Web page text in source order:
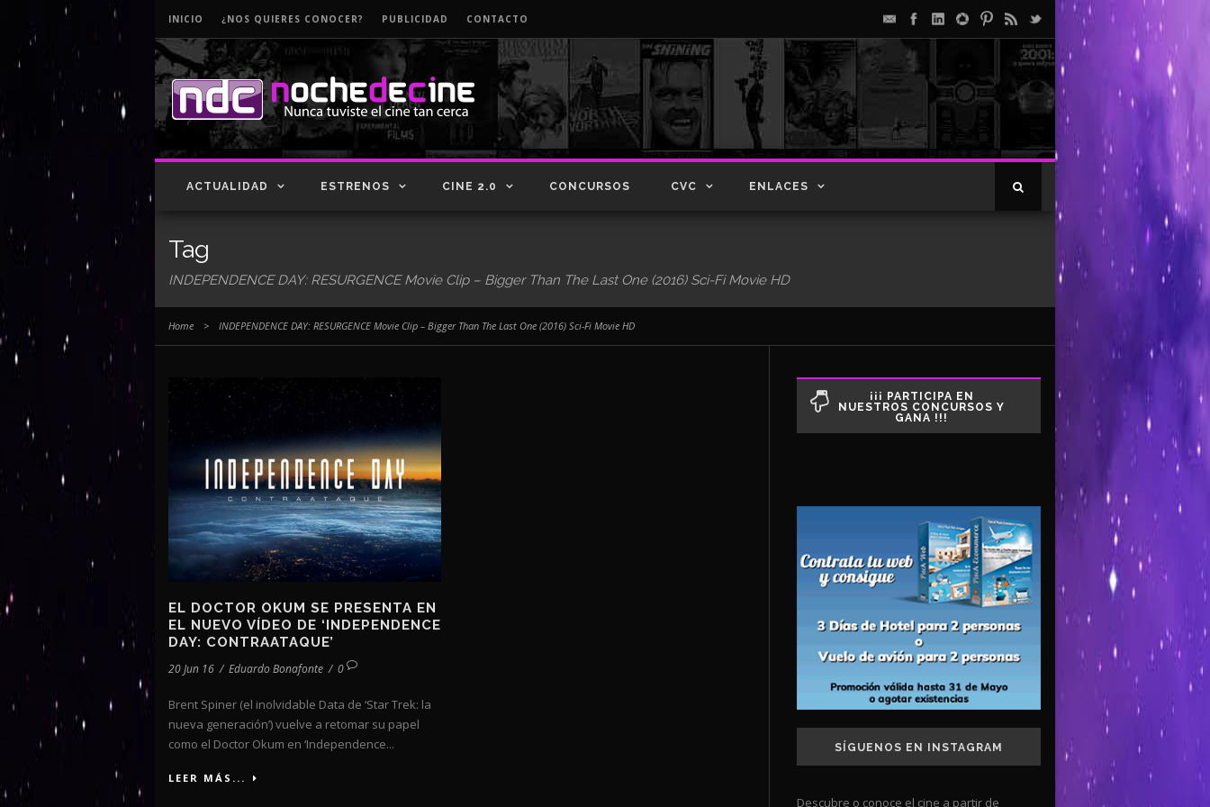
INICIO ¿NOS QUIERES CONOCER? PUBLICIDAD CONTACTO
ACTUALIDAD ESTRENOS CINE 2.0 CONCURSOS CVC ENLACES
Tag
INDEPENDENCE DAY: RESURGENCE Movie Clip – Bigger Than The Last One (2016) Sci-Fi Movie HD
Home > INDEPENDENCE DAY: RESURGENCE Movie Clip – Bigger Than The Last One (2016) Sci-Fi Movie HD
EL DOCTOR OKUM SE PRESENTA EN
EL NUEVO VÍDEO DE ‘INDEPENDENCE
DAY: CONTRAATAQUE’
20 Jun 16 / Eduardo Bonafonte / 0
Brent Spiner (el inolvidable Data de ‘Star Trek: la
nueva generación’) vuelve a retomar su papel
como el Doctor Okum en ‘Independence...
LEER MÁS...
¡¡¡ PARTICIPA EN
NUESTROS CONCURSOS Y
GANA !!!
SÍGUENOS EN INSTAGRAM
Descubre o conoce el cine a partir de